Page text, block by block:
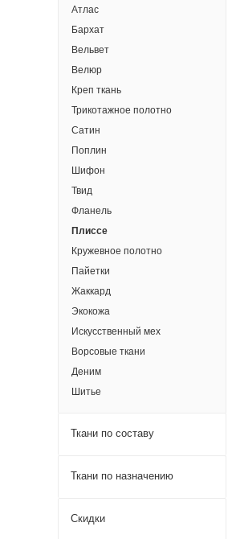
Атлас
Бархат
Вельвет
Велюр
Креп ткань
Трикотажное полотно
Сатин
Поплин
Шифон
Твид
Фланель
Плиссе
Кружевное полотно
Пайетки
Жаккард
Экокожа
Искусственный мех
Ворсовые ткани
Деним
Шитье
Ткани по составу
Ткани по назначению
Скидки